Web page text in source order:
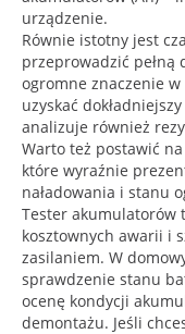
urządzenie.
Równie istotny jest
przeprowadzić pełną
ogromne znaczenie
uzyskać
analizuje również
Warto też postawić
które wyraźnie
naładowania i stanu
Tester akumulatorów
kosztownych awarii i
zasilaniem. W
sprawdzenie stanu
ocenę kondycji
demontażu. Jeśli